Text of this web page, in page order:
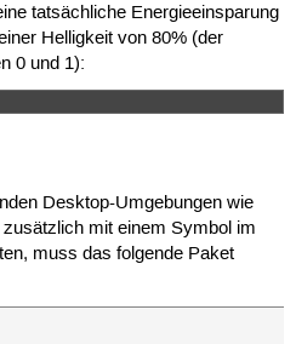
tatsächliche Energieeinsparung
Helligkeit von 80% (der
0 und 1):
Desktop-Umgebungen wie
mit einem Symbol im
muss das folgende Paket